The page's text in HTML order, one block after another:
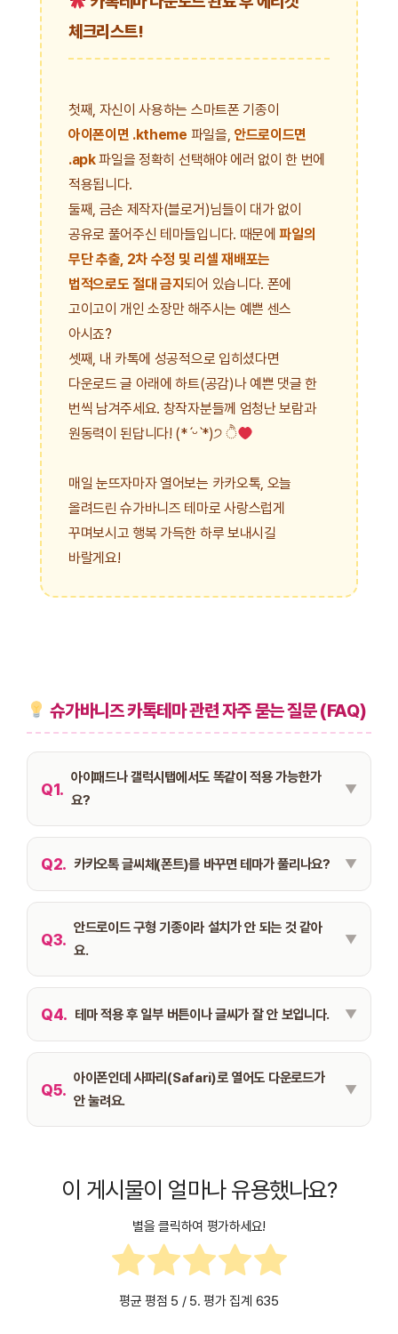
체크리스트!
첫째, 자신이 사용하는 스마트폰 기종이
아이폰이면 .ktheme 파일을, 안드로이드면
.apk파일을 정확히 선택해야 에러 없이 한 번에
적용됩니다.
둘째, 금손 제작자(블로거)님들이 대가 없이
공유로 풀어주신 테마들입니다. 때문에파일의
무단 추출, 2차 수정 및 리셀 재배포는
법적으로도 절대 금지되어 있습니다. 폰에
고이고이 개인 소장만 해주시는 예쁜 센스
아시죠?
셋째, 내 카톡에 성공적으로 입히셨다면
다운로드 글 아래에 하트(공감)나 예쁜 댓글 한
번씩 남겨주세요. 창작자분들께 엄청난 보람과
원동력이 된답니다! (*ˊᵕˋ*)੭ ੈ
매일 눈뜨자마자 열어보는 카카오톡, 오늘
올려드린 슈가바니즈 테마로 사랑스럽게
꾸며보시고 행복 가득한 하루 보내시길
바랄게요!
슈가바니즈 카톡테마 관련 자주 묻는 질문 (FAQ)
Q1.
아이패드나 갤럭시탭에서도 똑같이 적용 가능한가
요?
Q2. 카카오톡 글씨체(폰트)를 바꾸면 테마가 풀리나요?
Q3.
안드로이드 구형 기종이라 설치가 안 되는 것 같아
요.
Q4. 테마 적용 후 일부 버튼이나 글씨가 잘 안 보입니다.
Q5.
아이폰인데 사파리(Safari)로 열어도 다운로드가
안 눌려요.
이 게시물이 얼마나 유용했나요?
별을 클릭하여 평가하세요!
평균 평점 5 / 5. 평가 집계 635